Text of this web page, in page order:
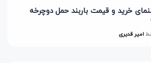
خرید و قیمت باربند حمل دوچرخه
امیر قدیری